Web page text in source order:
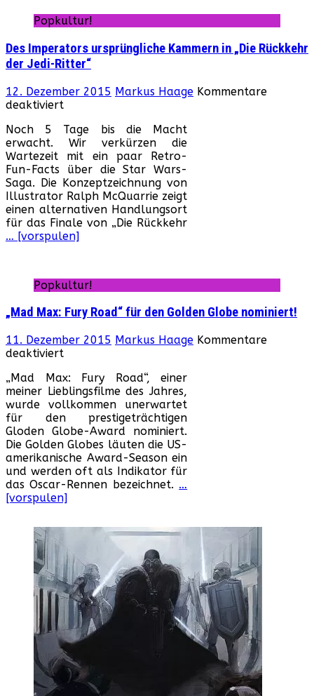
Popkultur!
Des Imperators ursprüngliche Kammern in „Die Rückkehr
der Jedi-Ritter“
12. Dezember 2015 Markus Haage Kommentare
deaktiviert
Imperators
ursprüngliche
Kammern
in
„Die
Rückkehr
der
Jedi-
Ritter“
Noch 5 Tage bis die Macht
erwacht. Wir verkürzen die
Wartezeit mit ein paar Retro-
Fun-Facts über die Star Wars-
Saga. Die Konzeptzeichnung von
Illustrator Ralph McQuarrie zeigt
einen alternativen Handlungsort
für das Finale von „Die Rückkehr
… [vorspulen]
Popkultur!
„Mad Max: Fury Road“ für den Golden Globe nominiert!
11. Dezember 2015 Markus Haage Kommentare
deaktiviertfür
Max:
Fury
Road“
für
den
Golden
Globe
nominiert!
„Mad Max: Fury Road“, einer
meiner Lieblingsfilme des Jahres,
wurde vollkommen unerwartet
für den prestigeträchtigen
Gloden Globe-Award nominiert.
Die Golden Globes läuten die US-
amerikanische Award-Season ein
und werden oft als Indikator für
das Oscar-Rennen bezeichnet. …
[vorspulen]